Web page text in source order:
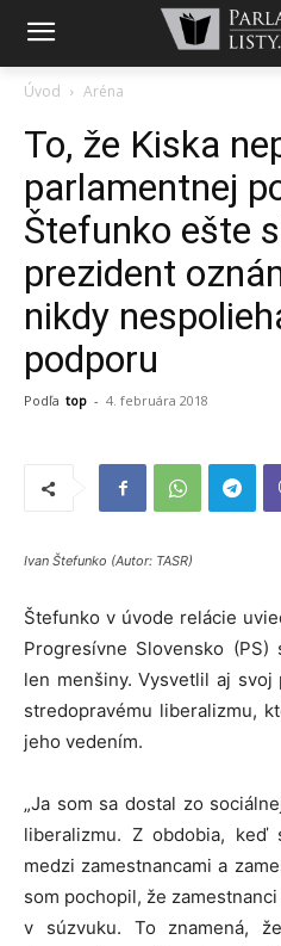
Úvod Aréna
To, že Kiska
parlamentnej
Štefunko ešte
prezident
nikdy
podporu
Podľa top - 4. februára 2018
Ivan Štefunko (Autor: TASR)
Štefunko v úvode relácie
Progresívne Slovensko
len menšiny. Vysvetlil aj
stredopravému liberalizmu,
jeho vedením.
„Ja som sa dostal zo
liberalizmu. Z obdobia,
medzi zamestnancami a
som pochopil, že
v súzvuku. To znamená,